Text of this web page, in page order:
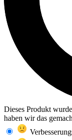
Dieses Produkt
haben wir das